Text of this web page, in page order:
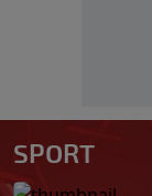
SPORT